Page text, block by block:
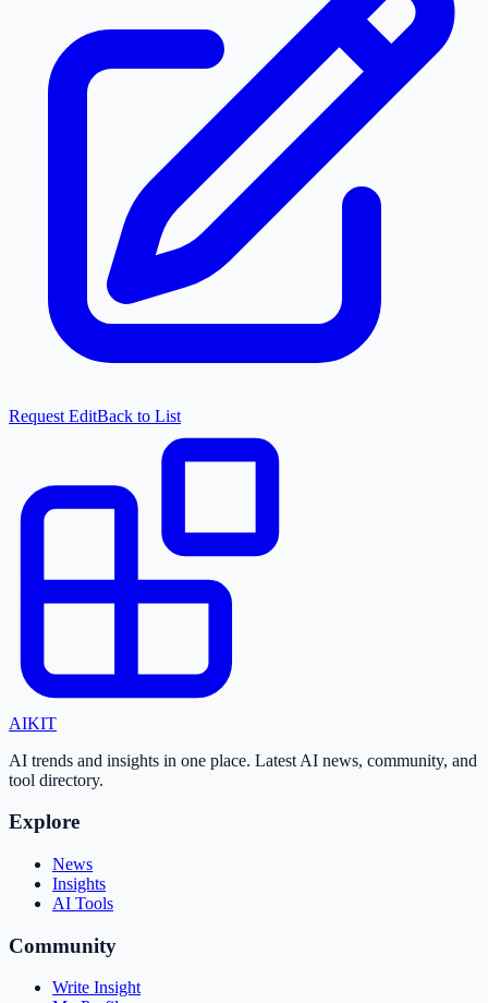
Request EditBack to List
AIKIT
AI trends and insights in one place. Latest AI news, community, and
tool directory.
Explore
News
Insights
AI Tools
Community
Write Insight